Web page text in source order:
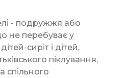
- подружжя або
не перебуває у
сиріт і дітей,
піклування,
спільного